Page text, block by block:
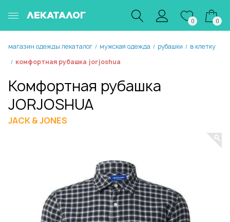
ЛЕКАТАЛОГ
0 0
магазин одежды лекаталог / мужская одежда / рубашки / в клетку
/ комфортная рубашка jorjoshua
Комфортная рубашка
JORJOSHUA
JACK & JONES